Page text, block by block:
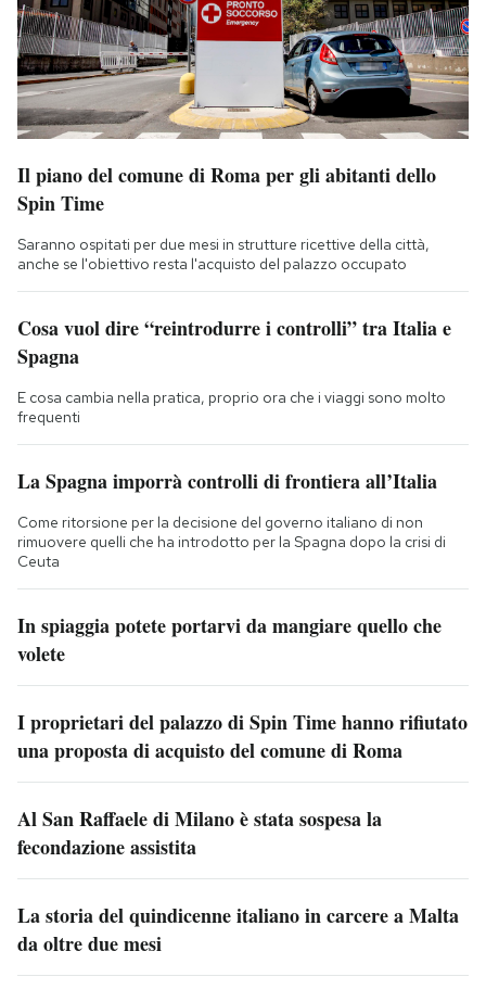
Il piano del comune di Roma per gli abitanti dello
Spin Time
Saranno ospitati per due mesi in strutture ricettive della città,
anche se l'obiettivo resta l'acquisto del palazzo occupato
Cosa vuol dire “reintrodurre i controlli” tra Italia e
Spagna
E cosa cambia nella pratica, proprio ora che i viaggi sono molto
frequenti
La Spagna imporrà controlli di frontiera all’Italia
Come ritorsione per la decisione del governo italiano di non
rimuovere quelli che ha introdotto per la Spagna dopo la crisi di
Ceuta
In spiaggia potete portarvi da mangiare quello che
volete
I proprietari del palazzo di Spin Time hanno rifiutato
una proposta di acquisto del comune di Roma
Al San Raffaele di Milano è stata sospesa la
fecondazione assistita
La storia del quindicenne italiano in carcere a Malta
da oltre due mesi